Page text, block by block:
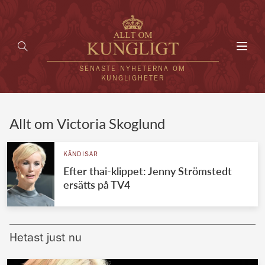
SENASTE NYHETERNA OM
KUNGLIGHETER
UTLÄNDSKT
VÄRLDENS KUNGAHUS
Brittiska kungahuset
Allt om Victoria Skoglund
KÄNDISAR
Efter thai-klippet: Jenny Strömstedt
ersätts på TV4
Hetast just nu